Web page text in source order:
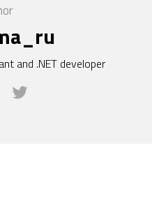
and .NET developer